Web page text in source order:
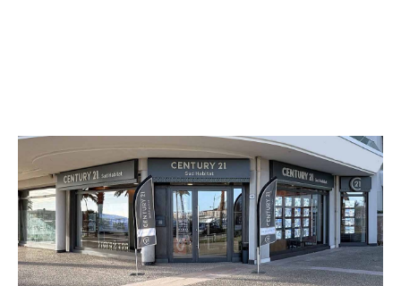
CENTURY 21 Sud Habitat
791 boulevard d'Alger, L'Acapulco 1
FREJUS - 83600
Envoyer un message